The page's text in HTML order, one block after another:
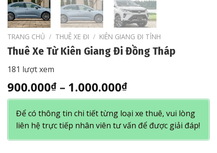
TRANG CHỦ / THUÊ XE ĐI / KIÊN GIANG ĐI TỈNH
Thuê Xe Từ Kiên Giang Đi Đồng Tháp
181 lượt xem
900.000₫ – 1.000.000₫Khoảng
giá:
từ
900.000₫
đến
1.000.000₫
Để có thông tin chi tiết từng loại xe thuê, vui lòng
liên hệ trực tiếp nhân viên tư vấn để được giải đáp!